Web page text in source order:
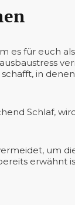
es für euch
in
Schlaf,
um
erwähnt